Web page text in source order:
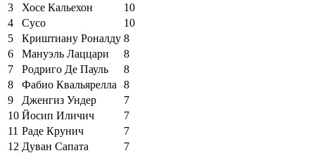
3
Хосе Кальехон
10
4
Сусо
10
5
Криштиану Роналду 8
6
Мануэль Лаццари
8
7
Родриго Де Пауль
8
8
Фабио Квальярелла
8
9
Дженгиз Ундер
7
10 Йосип Иличич
7
11 Раде Крунич
7
12 Дуван Сапата
7